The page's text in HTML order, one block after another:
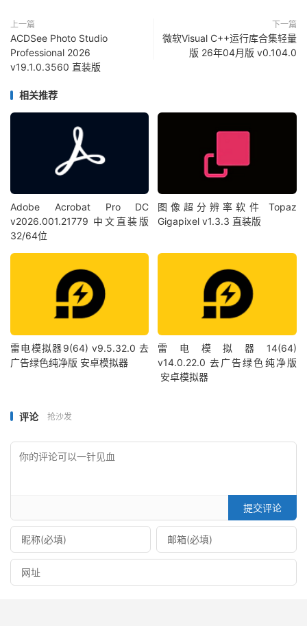
上一篇
ACDSee Photo Studio
Professional 2026
v19.1.0.3560 直装版
下一篇
微软Visual C++运行库合集轻量
版 26年04月版 v0.104.0
相关推荐
Adobe Acrobat Pro DC
v2026.001.21779 中文直装版
32/64位
图像超分辨率软件 Topaz
Gigapixel v1.3.3 直装版
雷电模拟器9(64) v9.5.32.0 去
广告绿色纯净版 安卓模拟器
雷电模拟器14(64)
v14.0.22.0 去广告绿色纯净版
安卓模拟器
评论 抢沙发
提交评论